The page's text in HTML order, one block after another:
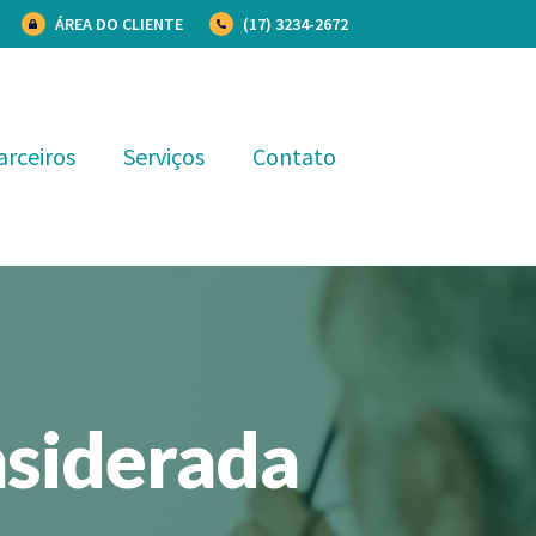
ÁREA DO CLIENTE (17) 3234-2672
Serviços Contato